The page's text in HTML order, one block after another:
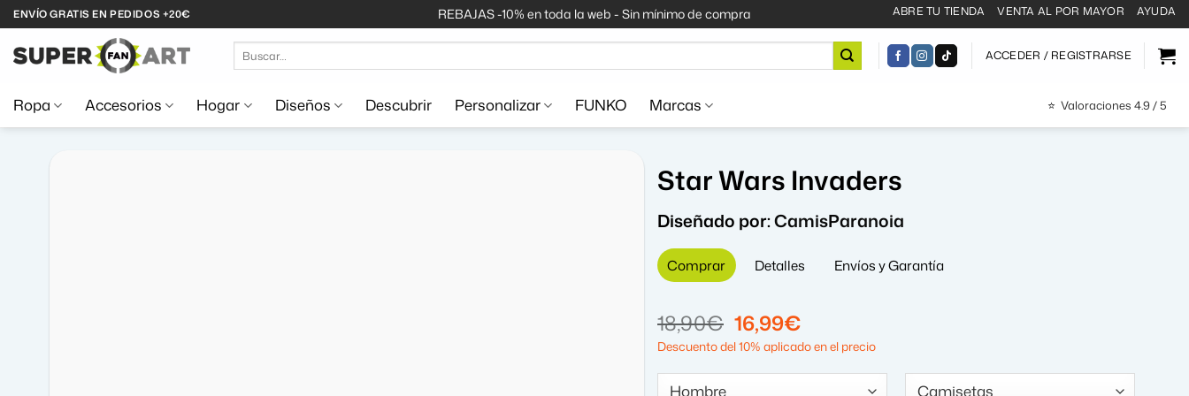
Saltar
al
contenido
ENVÍO GRATIS EN PEDIDOS +20€ REBAJAS -10% en toda la web - Sin mínimo de compra ABRE TU TIENDA VENTA AL POR MAYOR AYUDA
por:
ACCEDER / REGISTRARSE
Ropa Accesorios Hogar Diseños Descubrir Personalizar FUNKO Marcas ⭐ Valoraciones 4.9 / 5
Star Wars Invaders
Diseñado por:CamisParanoia
Comprar Detalles Envíos y Garantía
18,90€ El
precio
original
era:
16,99€El
precio
actual
es:
Descuento del 10% aplicado en el precio